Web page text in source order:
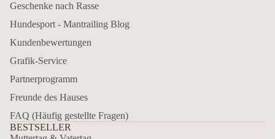
Geschenke nach Rasse
Hundesport - Mantrailing Blog
Kundenbewertungen
Grafik-Service
Partnerprogramm
Freunde des Hauses
FAQ (Häufig gestellte Fragen)
BESTSELLER